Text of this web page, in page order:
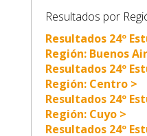
Resultados por
Resultados 24º
Región: Buenos
Resultados 24º
Región: Centro >
Resultados 24º
Región: Cuyo >
Resultados 24º